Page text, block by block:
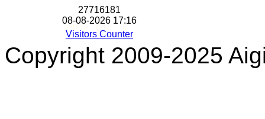
27716181
08-08-2026 17:16
Visitors Counter
Copyright 2009-2025